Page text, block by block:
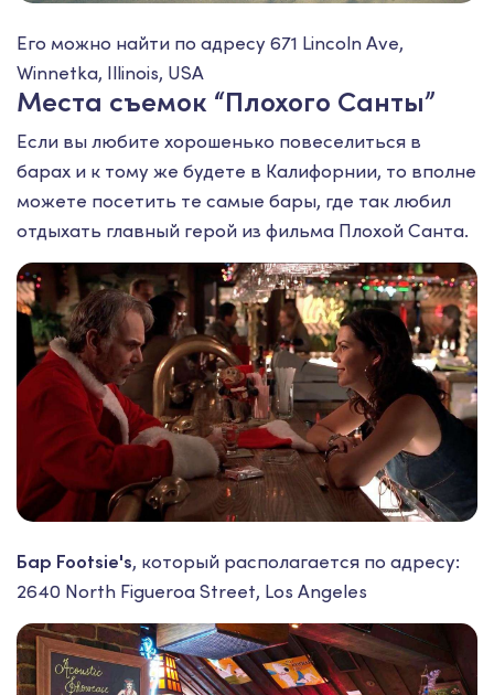
Его можно найти по адресу 671 Lincoln Ave,
Winnetka, Illinois, USA
Места съемок “Плохого Санты”
Если вы любите хорошенько повеселиться в
барах и к тому же будете в Калифорнии, то вполне
можете посетить те самые бары, где так любил
отдыхать главный герой из фильма Плохой Санта.
Бар Footsie's, который располагается по адресу:
2640 North Figueroa Street, Los Angeles